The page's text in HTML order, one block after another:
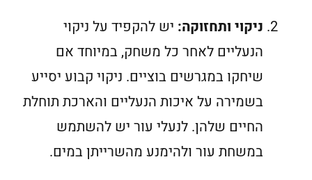
ניקוי ותחזוקה: יש להקפיד על ניקוי
הנעליים לאחר כל משחק, במיוחד אם
שיחקו במגרשים בוציים. ניקוי קבוע יסייע
בשמירה על איכות הנעליים והארכת תוחלת
החיים שלהן. לנעלי עור יש להשתמש
במשחת עור ולהימנע מהשרייתן במים.